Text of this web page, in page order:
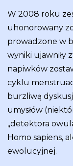
W 2008 roku
uhonorowany
prowadzone w
wyniki ujawniły
napiwków
cyklu
burzliwą
umysłów
„detektora
Homo sapiens,
ewolucyjnej.